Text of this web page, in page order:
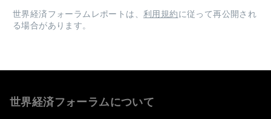
世界経済フォーラムレポートは、 利用規約に従って再公開され
る場合があります。
世界経済フォーラムについて